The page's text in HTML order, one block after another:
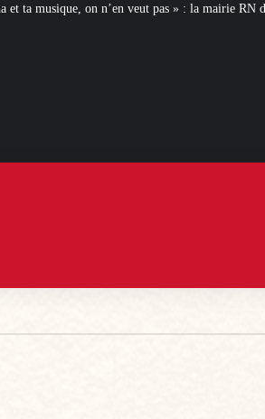
mairie RN d’Agde face à la meute « antiraciste »